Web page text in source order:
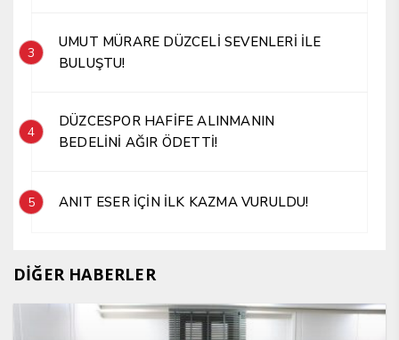
3
UMUT MÜRARE DÜZCELİ SEVENLERİ İLE
BULUŞTU!
4
DÜZCESPOR HAFİFE ALINMANIN
BEDELİNİ AĞIR ÖDETTİ!
5 ANIT ESER İÇİN İLK KAZMA VURULDU!
DİĞER HABERLER